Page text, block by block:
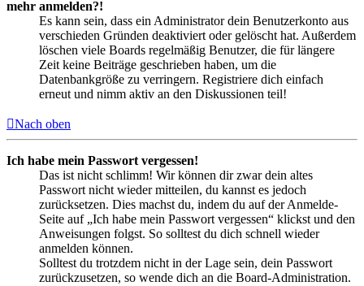
mehr anmelden?!
Es kann sein, dass ein Administrator dein Benutzerkonto aus
verschieden Gründen deaktiviert oder gelöscht hat. Außerdem
löschen viele Boards regelmäßig Benutzer, die für längere
Zeit keine Beiträge geschrieben haben, um die
Datenbankgröße zu verringern. Registriere dich einfach
erneut und nimm aktiv an den Diskussionen teil!
Nach oben
Ich habe mein Passwort vergessen!
Das ist nicht schlimm! Wir können dir zwar dein altes
Passwort nicht wieder mitteilen, du kannst es jedoch
zurücksetzen. Dies machst du, indem du auf der Anmelde-
Seite auf „Ich habe mein Passwort vergessen“ klickst und den
Anweisungen folgst. So solltest du dich schnell wieder
anmelden können.
Solltest du trotzdem nicht in der Lage sein, dein Passwort
zurückzusetzen, so wende dich an die Board-Administration.